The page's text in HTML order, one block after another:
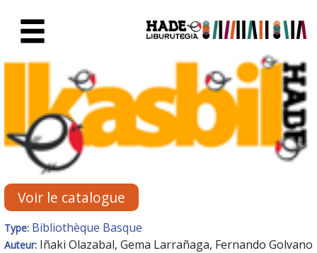
Fiche de Nouveaux Livres -
Voir le catalogue
Type: Bibliothèque Basque
Auteur: Iñaki Olazabal, Gema Larrañaga, Fernando Golvano